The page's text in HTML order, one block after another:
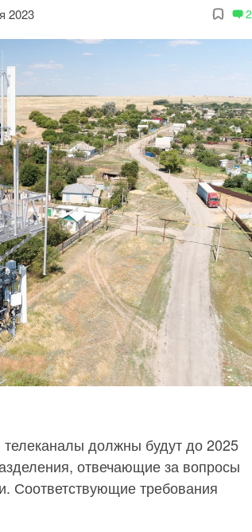
2023 2
телеканалы должны будут до 2025
отвечающие за вопросы
Соответствующие требования